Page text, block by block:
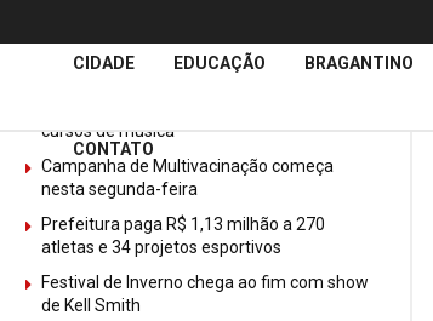
ÚltimasNotícias
cursos de música
Campanha de Multivacinação começa
nesta segunda-feira
Prefeitura paga R$ 1,13 milhão a 270
atletas e 34 projetos esportivos
Festival de Inverno chega ao fim com show
de Kell Smith
CIDADE EDUCAÇÃO BRAGANTINO
CONTATO